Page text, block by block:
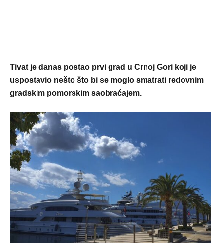
Tivat je danas postao prvi grad u Crnoj Gori koji je
uspostavio nešto što bi se moglo smatrati redovnim
gradskim pomorskim saobraćajem.